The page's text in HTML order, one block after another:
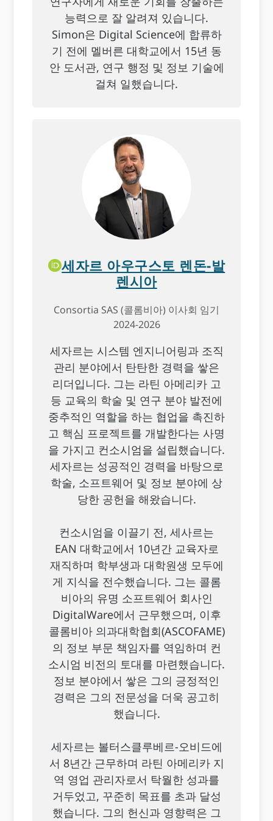
능력으로 잘 알려져 있습니다.
Simon은 Digital Science에 합류하
기 전에 멜버른 대학교에서 15년 동
안 도서관, 연구 행정 및 정보 기술에
걸쳐 일했습니다.
세자르 아우구스토 렌돈-발
렌시아
Consortia SAS (콜롬비아) 이사회 임기
2024-2026
세자르는 시스템 엔지니어링과 조직
관리 분야에서 탄탄한 경력을 쌓은
리더입니다. 그는 라틴 아메리카 고
등 교육의 학술 및 연구 분야 발전에
중추적인 역할을 하는 협업을 촉진하
고 핵심 프로젝트를 개발한다는 사명
을 가지고 컨소시엄을 설립했습니다.
세자르는 성공적인 경력을 바탕으로
학술, 소프트웨어 및 정보 분야에 상
당한 공헌을 해왔습니다.
컨소시엄을 이끌기 전, 세사르는
EAN 대학교에서 10년간 교육자로
재직하며 학부생과 대학원생 모두에
게 지식을 전수했습니다. 그는 콜롬
비아의 유명 소프트웨어 회사인
DigitalWare에서 근무했으며, 이후
콜롬비아 의과대학협회(ASCOFAME)
의 정보 부문 책임자를 역임하며 컨
소시엄 비전의 토대를 마련했습니다.
정보 분야에서 쌓은 그의 긍정적인
경력은 그의 전문성을 더욱 공고히
했습니다.
세자르는 볼터스클루베르-오비드에
서 8년간 근무하며 라틴 아메리카 지
역 영업 관리자로서 탁월한 성과를
거두었고, 꾸준히 목표를 초과 달성
했습니다. 그의 헌신과 영향력은 그